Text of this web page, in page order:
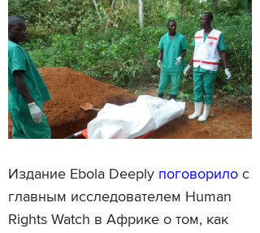
Издание Ebola Deeply поговорило с
главным исследователем Human
Rights Watch в Африке о том, как